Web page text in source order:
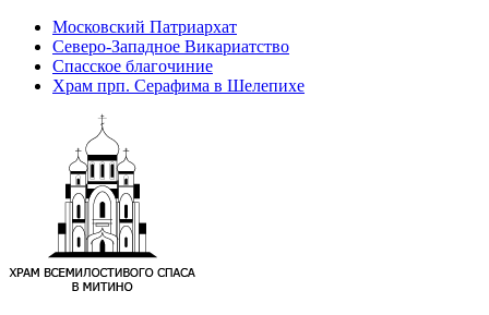
Московский Патриархат
Северо-Западное Викариатство
Спасское благочиние
Храм прп. Серафима в Шелепихе